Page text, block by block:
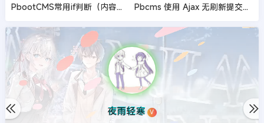
PbootCMS常用if判断（内容持续更新中） Pbcms 使用 Ajax 无刷新提交留言及表单
夜雨轻寒 V